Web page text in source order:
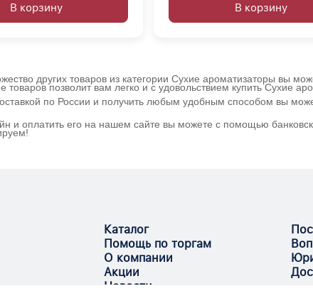
В корзину В корзину
других товаров из категории Сухие ароматизаторы вы
позволит вам легко и с удовольствием купить Сухие
по России и получить любым удобным способом вы
и оплатить его на нашем сайте вы можете с помощью
Каталог
Помощь по торгам
О компании
Акции
Новости